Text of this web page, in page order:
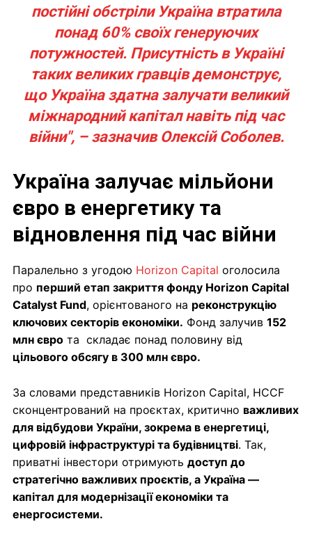
постійні обстріли Україна втратила
понад 60% своїх генеруючих
потужностей. Присутність в Україні
таких великих гравців демонструє,
що Україна здатна залучати великий
міжнародний капітал навіть під час
війни", – зазначив Олексій Соболев.
Україна залучає мільйони
євро в енергетику та
відновлення під час війни
Паралельно з угодою Horizon Capital оголосила
про перший етап закриття фонду Horizon Capital
Catalyst Fund, орієнтованого на реконструкцію
ключових секторів економіки. Фонд залучив 152
млн євро та складає понад половину від
цільового обсягу в 300 млн євро.
За словами представників Horizon Capital, HCCF
сконцентрований на проєктах, критично важливих
для відбудови України, зокрема в енергетиці,
цифровій інфраструктурі та будівництві. Так,
приватні інвестори отримують доступ до
стратегічно важливих проєктів, а Україна —
капітал для модернізації економіки та
енергосистеми.